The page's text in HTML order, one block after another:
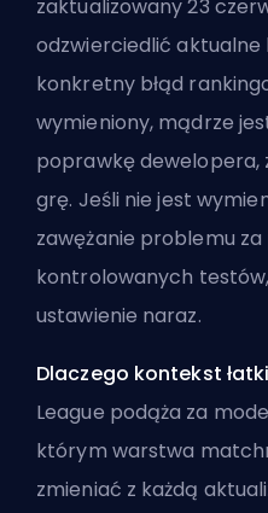
zaktualizowany 23
odzwierciedlić aktualne
konkretny błąd
wymieniony, mądrze
poprawkę
grę. Jeśli nie jest
zawężanie problemu
kontrolowanych
ustawienie naraz.
Dlaczego kontekst
League podąża za
którym warstwa
zmieniać z każdą